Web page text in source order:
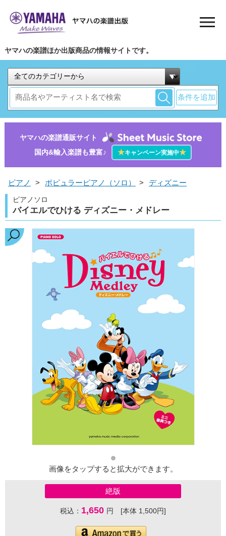
ヤマハの楽譜ほか出版商品の情報サイトです。
条件を追加
ヤマハの楽譜通販サイト
国内&輸入楽譜も豊富♪
★キャンペーン実施中★
ピアノ > ポピュラーピアノ（ソロ） > ディズニー
ピアノソロ
バイエルでひける ディズニー・メドレー
画像をタップすると拡大ができます。
絶版
税込： 1,650 円 [本体 1,500円]